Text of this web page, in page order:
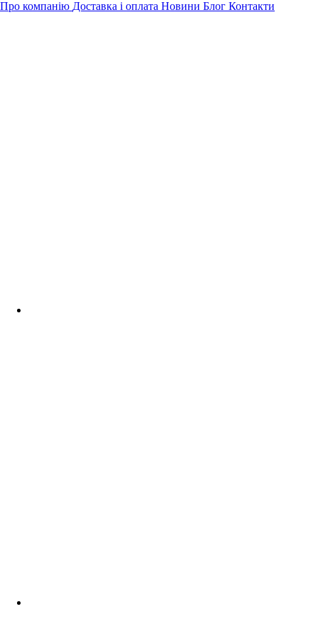
Про компанію Доставка і оплата Новини Блог Контакти